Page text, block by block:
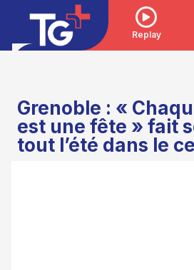
Replay
Grenoble : «
est une fête » fait
tout l’été dans le